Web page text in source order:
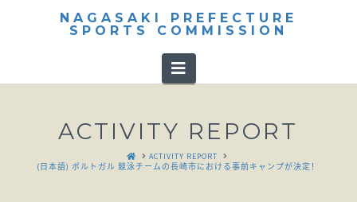
NAGASAKI PREFECTURE
SPORTS COMMISSION
Navigation
ACTIVITY REPORT
HOMEACTIVITY REPORT
(日本語) ポルトガル 競泳チームの長崎市における事前キャンプが決定！